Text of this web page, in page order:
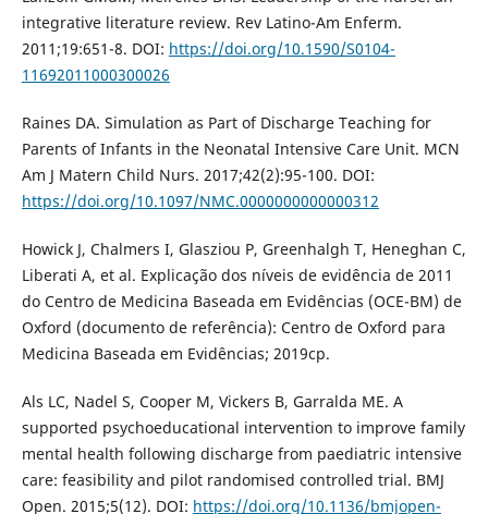
integrative literature review. Rev Latino-Am Enferm.
2011;19:651-8. DOI: https://doi.org/10.1590/S0104-
11692011000300026
Raines DA. Simulation as Part of Discharge Teaching for
Parents of Infants in the Neonatal Intensive Care Unit. MCN
Am J Matern Child Nurs. 2017;42(2):95-100. DOI:
https://doi.org/10.1097/NMC.0000000000000312
Howick J, Chalmers I, Glasziou P, Greenhalgh T, Heneghan C,
Liberati A, et al. Explicação dos níveis de evidência de 2011
do Centro de Medicina Baseada em Evidências (OCE-BM) de
Oxford (documento de referência): Centro de Oxford para
Medicina Baseada em Evidências; 2019cp.
Als LC, Nadel S, Cooper M, Vickers B, Garralda ME. A
supported psychoeducational intervention to improve family
mental health following discharge from paediatric intensive
care: feasibility and pilot randomised controlled trial. BMJ
Open. 2015;5(12). DOI: https://doi.org/10.1136/bmjopen-